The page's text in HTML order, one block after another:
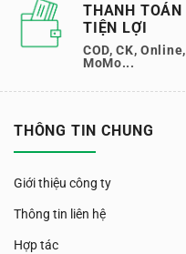
THANH TOÁN
TIỆN LỢI
COD, CK, Online,
MoMo...
THÔNG TIN CHUNG
Giới thiệu công ty
Thông tin liên hệ
Hợp tác